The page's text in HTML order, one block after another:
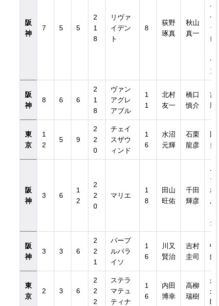
阪
神
7 5 5
2
1
8
リヴァ
イデン
ト
8
荻野
琢真
秋山
真一
デ
ー
ラ
レ
ー
ン
阪
神
8 6 6
2
1
8
ヴァン
アグレ
アブル
1
1
北村
友一
橋口
慎介
吉
勝
東
京
1
2
5 9
2
2
0
チェイ
スザウ
ィンド
1
6
水沼
元輝
石栗
龍彦
田
勇
阪
神
3 6
1
2
2
2
0
マリエ
1
8
田山
旺佑
千田
輝彦
ニ
シ
ホ
ル
グ
阪
神
3 3 6
2
2
1
パープ
ルパラ
イソ
1
6
川又
賢治
吉村
圭司
中
銀
東
京
2 3 6
2
2
2
ステラ
マテュ
ティナ
1
6
内田
博幸
高柳
瑞樹
丹
久
郎